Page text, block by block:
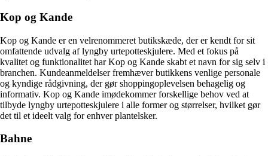
Kop og Kande
Kop og Kande er en velrenommeret butikskæde, der er kendt for sit
omfattende udvalg af lyngby urtepotteskjulere. Med et fokus på
kvalitet og funktionalitet har Kop og Kande skabt et navn for sig selv i
branchen. Kundeanmeldelser fremhæver butikkens venlige personale
og kyndige rådgivning, der gør shoppingoplevelsen behagelig og
informativ. Kop og Kande imødekommer forskellige behov ved at
tilbyde lyngby urtepotteskjulere i alle former og størrelser, hvilket gør
det til et ideelt valg for enhver plantelsker.
Bahne